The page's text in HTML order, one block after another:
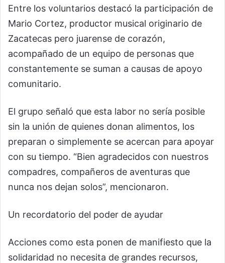
Entre los voluntarios destacó la participación de
Mario Cortez, productor musical originario de
Zacatecas pero juarense de corazón,
acompañado de un equipo de personas que
constantemente se suman a causas de apoyo
comunitario.
El grupo señaló que esta labor no sería posible
sin la unión de quienes donan alimentos, los
preparan o simplemente se acercan para apoyar
con su tiempo. “Bien agradecidos con nuestros
compadres, compañeros de aventuras que
nunca nos dejan solos”, mencionaron.
Un recordatorio del poder de ayudar
Acciones como esta ponen de manifiesto que la
solidaridad no necesita de grandes recursos,